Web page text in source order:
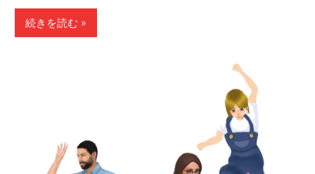
続きを読む